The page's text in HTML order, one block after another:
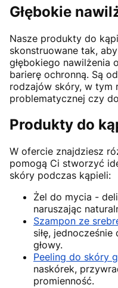
Głębokie
Nasze produkty do
skonstruowane tak,
głębokiego nawilżenia
barierę ochronną. Są
rodzajów skóry, w tym
problematycznej czy
Produkty do
W ofercie znajdziesz
pomogą Ci stworzyć
skóry podczas kąpieli:
Żel do mycia -
naruszając
Szampon ze
siłę,
głowy.
Peeling do skóry
naskórek,
promienność.